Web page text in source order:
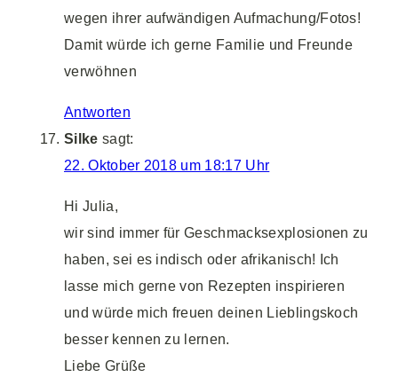
wegen ihrer aufwändigen Aufmachung/Fotos!
Damit würde ich gerne Familie und Freunde
verwöhnen
Antworten
Silke sagt:
22. Oktober 2018 um 18:17 Uhr
Hi Julia,
wir sind immer für Geschmacksexplosionen zu
haben, sei es indisch oder afrikanisch! Ich
lasse mich gerne von Rezepten inspirieren
und würde mich freuen deinen Lieblingskoch
besser kennen zu lernen.
Liebe Grüße